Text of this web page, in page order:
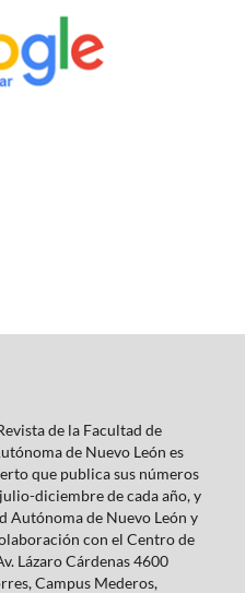
de la Facultad de
de Nuevo León es
que publica sus números
diciembre de cada año, y
Autónoma de Nuevo León y
con el Centro de
Lázaro Cárdenas 4600
Campus Mederos,